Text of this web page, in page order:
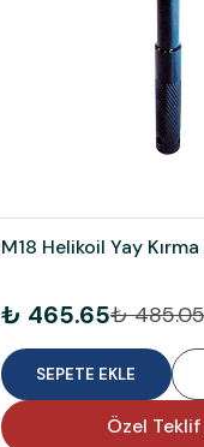
M18 Helikoil Yay
₺ 465.65₺ 485.05
SEPETE EKLE
Özel